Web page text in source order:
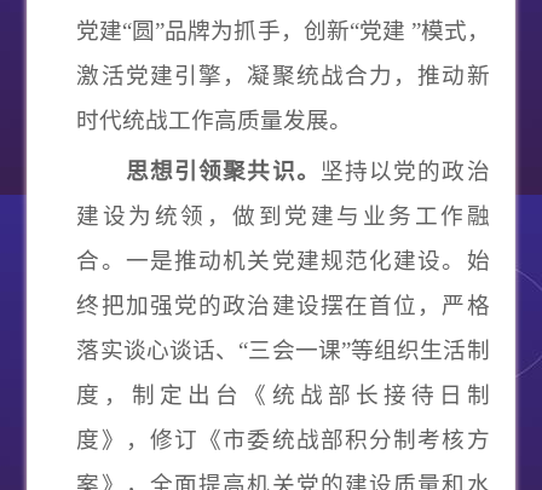
党建“圆”品牌为抓手，创新“党建 ”模式，
激活党建引擎，凝聚统战合力，推动新
时代统战工作高质量发展。
思想引领聚共识。
坚持以党的政治
建设为统领，做到党建与业务工作融
合。 一是推动机关党建规范化建设。 始
终把加强党的政治建设摆在首位，严格
落实谈心谈话、 “三会一课”等组织生活制
度，制定出台《统战部长接待日制
度》，修订《市委统战部积分制考核方
案》，全面提高机关党的建设质量和水